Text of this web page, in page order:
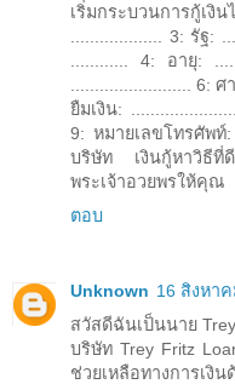
เริ่มกระบวนการกู้เงิ
................... 3: รัฐ:
............ 4: อายุ:
......................... 6:
ยืมเงิน:
9: หมายเลขโทรศัพ
บริษัท เงินกู้หาวิธีที่
พระเจ้าอวยพรให้คุณ
ตอบ
Unknown 16 สิงหา
สวัสดีฉันเป็นนาย
บริษัท Trey Fritz
ช่วยเหลือทางการเงิน